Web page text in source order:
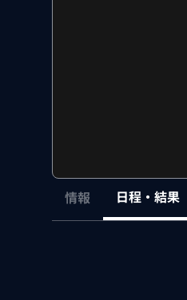
情報 日程・結果